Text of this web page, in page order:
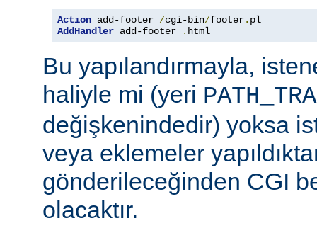
Action add-footer /cgi-bin/footer.
AddHandler add-footer . html
Bu yapılandırmayla,
haliyle mi (yeri
değişkenindedir) yoksa
veya eklemeler
gönderileceğinden CGI
olacaktır.